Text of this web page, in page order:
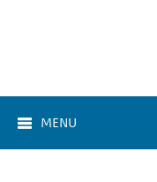
MENU